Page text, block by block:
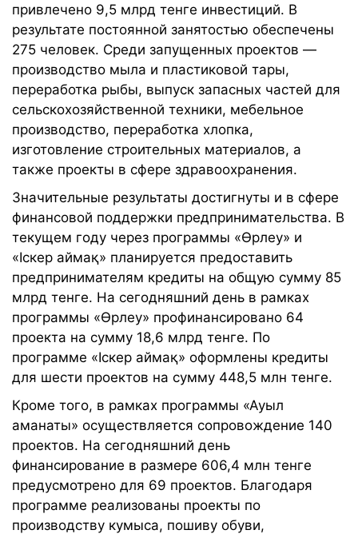
привлечено 9,5 млрд тенге инвестиций. В
результате постоянной занятостью обеспечены
275 человек. Среди запущенных проектов —
производство мыла и пластиковой тары,
переработка рыбы, выпуск запасных частей для
сельскохозяйственной техники, мебельное
производство, переработка хлопка,
изготовление строительных материалов, а
также проекты в сфере здравоохранения.
Значительные результаты достигнуты и в сфере
финансовой поддержки предпринимательства. В
текущем году через программы «Өрлеу» и
«Іскер аймақ» планируется предоставить
предпринимателям кредиты на общую сумму 85
млрд тенге. На сегодняшний день в рамках
программы «Өрлеу» профинансировано 64
проекта на сумму 18,6 млрд тенге. По
программе «Іскер аймақ» оформлены кредиты
для шести проектов на сумму 448,5 млн тенге.
Кроме того, в рамках программы «Ауыл
аманаты» осуществляется сопровождение 140
проектов. На сегодняшний день
финансирование в размере 606,4 млн тенге
предусмотрено для 69 проектов. Благодаря
программе реализованы проекты по
производству кумыса, пошиву обуви,